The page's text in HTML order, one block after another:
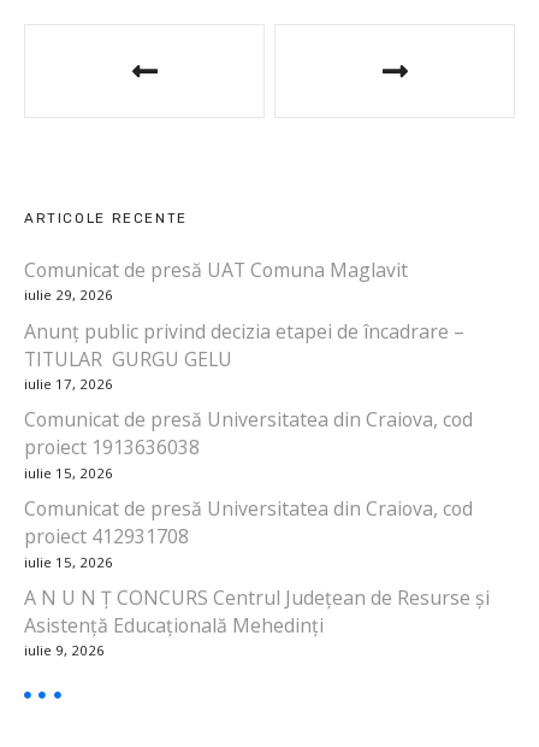
g
a
r
e
î
n
a
r
t
i
ARTICOLE RECENTE
Comunicat de presă UAT Comuna Maglavit
iulie 29, 2026
Anunț public privind decizia etapei de încadrare –
TITULAR GURGU GELU
iulie 17, 2026
Comunicat de presă Universitatea din Craiova, cod
proiect 1913636038
iulie 15, 2026
Comunicat de presă Universitatea din Craiova, cod
proiect 412931708
iulie 15, 2026
A N U N Ț CONCURS Centrul Județean de Resurse și
Asistență Educațională Mehedinți
iulie 9, 2026